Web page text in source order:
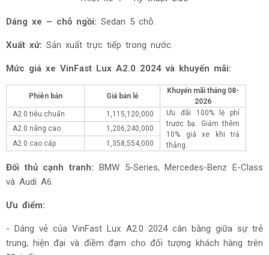
Dáng xe – chỗ ngồi: Sedan 5 chỗ.
Xuất xứ: Sản xuất trực tiếp trong nước.
Mức giá xe VinFast Lux A2.0 2024 và khuyến mãi:
Phiên bản Giá bán lẻ
Khuyến mãi tháng 08-
2026
A2.0 tiêu chuẩn
1,115,120,000
Ưu đãi 100% lệ phí
trước bạ. Giảm thêm
10% giá xe khi trả
thẳng.
A2.0 nâng cao
1,206,240,000
A2.0 cao cấp
1,358,554,000
Đối thủ cạnh tranh: BMW 5-Series, Mercedes-Benz E-Class
và Audi A6.
Ưu điểm:
- Dáng vẻ của VinFast Lux A2.0 2024 cân bằng giữa sự trẻ
trung, hiện đại và điềm đạm cho đối tượng khách hàng trên